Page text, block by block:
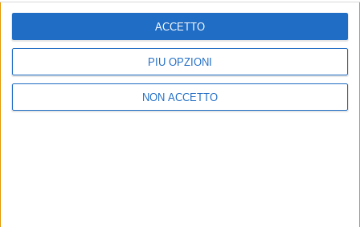
PIÙ OPZIONI
NON ACCETTO
ACCETTO
Dichiaro di aver letto e compreso l'informativa sulla privacy e
di dare il mio consenso alla ricezione di promozioni commerciali
Vedi POLITICA SULLA PRIVACY.